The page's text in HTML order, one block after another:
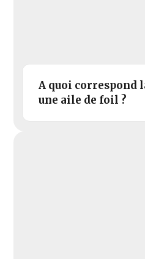
A quoi correspond
une aile de foil ?